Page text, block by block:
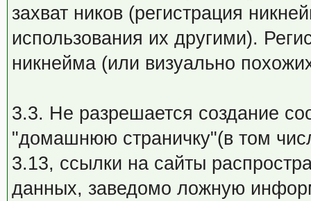
захват ников (регистрация
использования их другими).
никнейма (или визуально
3.3. Не разрешается создание
"домашнюю страничку"(в том
3.13, ссылки на сайты
данных, заведомо ложную